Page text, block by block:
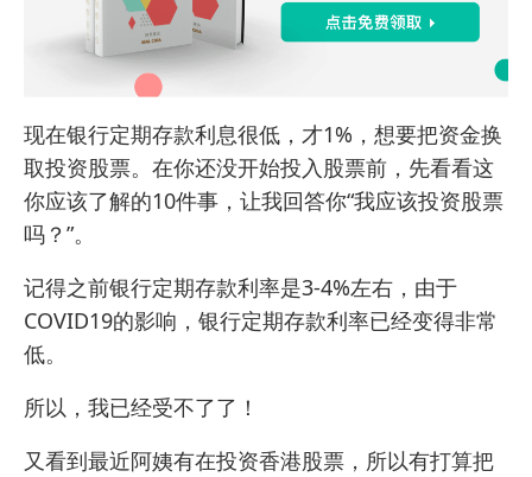
现在银行定期存款利息很低，才1%，想要把资金换
取投资股票。在你还没开始投入股票前，先看看这
你应该了解的10件事，让我回答你“我应该投资股票
吗？”。
记得之前银行定期存款利率是3-4%左右，由于
COVID19的影响，银行定期存款利率已经变得非常
低。
所以，我已经受不了了！
又看到最近阿姨有在投资香港股票，所以有打算把